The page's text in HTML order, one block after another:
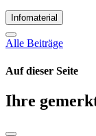
Infomaterial
Alle Beiträge
Auf dieser Seite
Ihre